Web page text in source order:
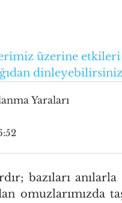
üzerine etkileri
Yaraları
bazıları
omuzlarımızda